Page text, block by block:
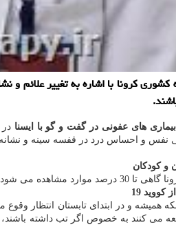
های عفونی در گفت و گو با ایسنا در
نفس و احساس درد در قفسه سینه و
و کودکان
در جوانان و بچه ها دیده می شود.
19
همیشه و در ابتدای تابستان انتظار
می کنند به خصوص اگر تب داشته